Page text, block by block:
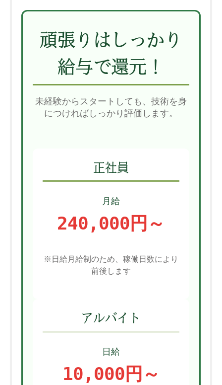
頑張りはしっかり
給与で還元！
未経験からスタートしても、技術を身
につければしっかり評価します。
正社員
月給
240,000円～
※日給月給制のため、稼働日数により
前後します
アルバイト
日給
10,000円～